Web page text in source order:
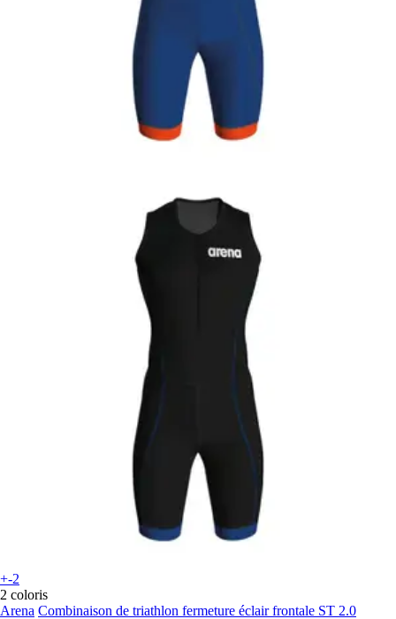
+-2
2 coloris
Arena Combinaison de triathlon fermeture éclair frontale ST 2.0